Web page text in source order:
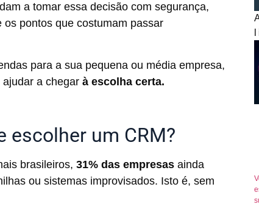
a tomar essa decisão com segurança,
pontos que costumam passar
para a sua pequena ou média empresa,
a chegar à escolha certa.
escolher um CRM?
brasileiros, 31% das empresas ainda
ou sistemas improvisados. Isto é, sem